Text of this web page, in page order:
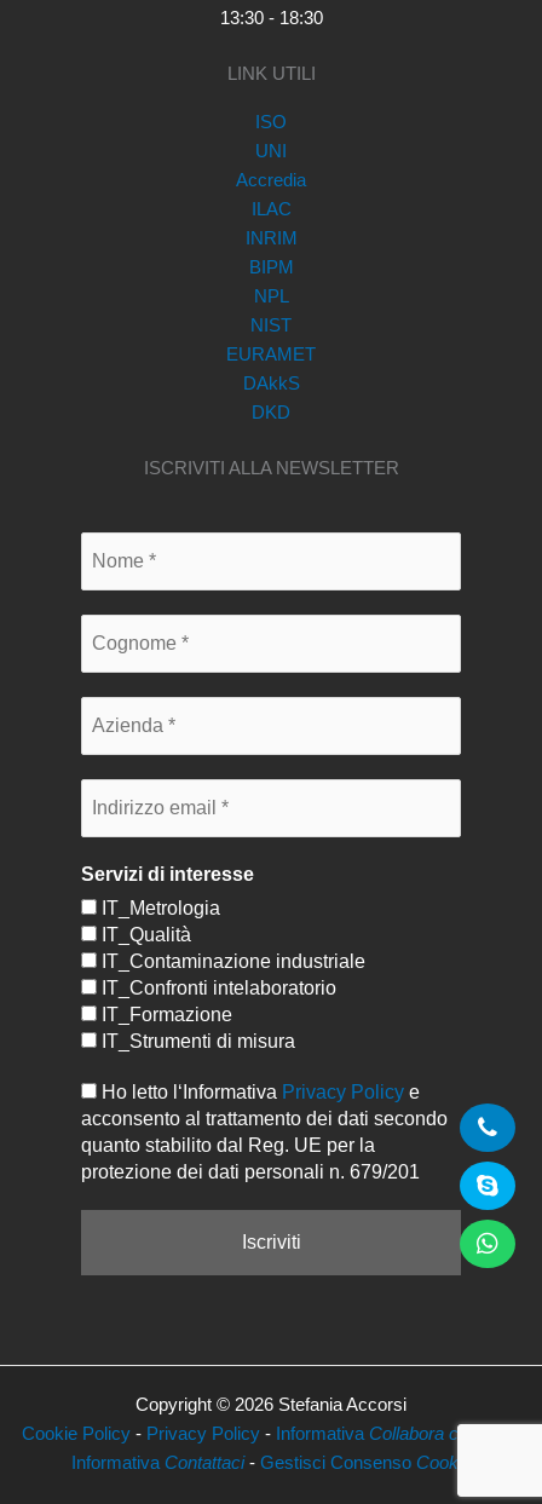
13:30 - 18:30
LINK UTILI
ISO
UNI
Accredia
ILAC
INRIM
BIPM
NPL
NIST
EURAMET
DAkkS
DKD
ISCRIVITI ALLA NEWSLETTER
Servizi di interesse
IT_Metrologia
IT_Qualità
IT_Contaminazione industriale
IT_Confronti intelaboratorio
IT_Formazione
IT_Strumenti di misura
Ho letto l‘Informativa Privacy Policy e
acconsento al trattamento dei dati secondo
quanto stabilito dal Reg. UE per la
protezione dei dati personali n. 679/201
Copyright © 2026 Stefania Accorsi
Cookie Policy - Privacy Policy - Informativa Collabora con Noi
Informativa Contattaci- Gestisci Consenso Cookie